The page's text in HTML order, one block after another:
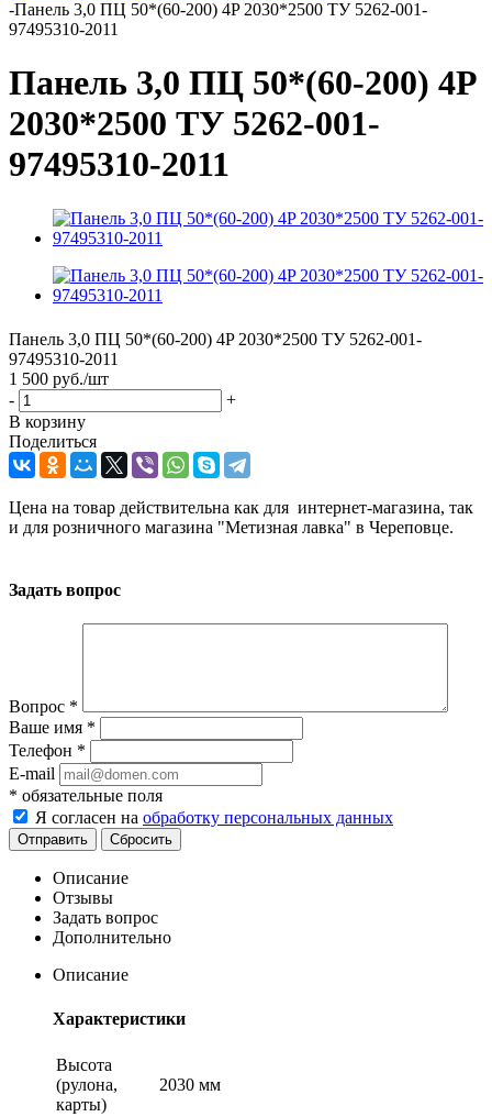
-Панель 3,0 ПЦ 50*(60-200) 4P 2030*2500 ТУ 5262-001-
97495310-2011
Панель 3,0 ПЦ 50*(60-200) 4P
2030*2500 ТУ 5262-001-
97495310-2011
Панель 3,0 ПЦ 50*(60-200) 4P 2030*2500 ТУ 5262-001-
97495310-2011
1 500 руб./шт
-
+
В корзину
Поделиться
Цена на товар действительна как для интернет-магазина, так
и для розничного магазина "Метизная лавка" в Череповце.
Задать вопрос
Вопрос *
Ваше имя *
Телефон *
E-mail
* обязательные поля
Я согласен на обработку персональных данных
Сбросить
Описание
Отзывы
Задать вопрос
Дополнительно
Описание
Характеристики
Высота
(рулона,
карты)
2030 мм